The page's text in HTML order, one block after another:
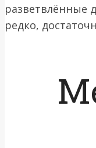
разветвлённые
редко,